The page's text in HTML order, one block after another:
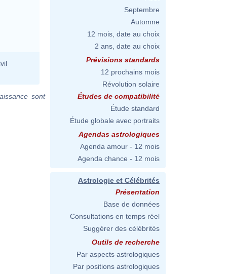
sont
Septembre
Automne
12 mois, date au choix
2 ans, date au choix
Prévisions standards
12 prochains mois
Révolution solaire
Études de compatibilité
Étude standard
Étude globale avec portraits
Agendas astrologiques
Agenda amour - 12 mois
Agenda chance - 12 mois
Astrologie et Célébrités
Présentation
Base de données
Consultations en temps réel
Suggérer des célébrités
Outils de recherche
Par aspects astrologiques
Par positions astrologiques